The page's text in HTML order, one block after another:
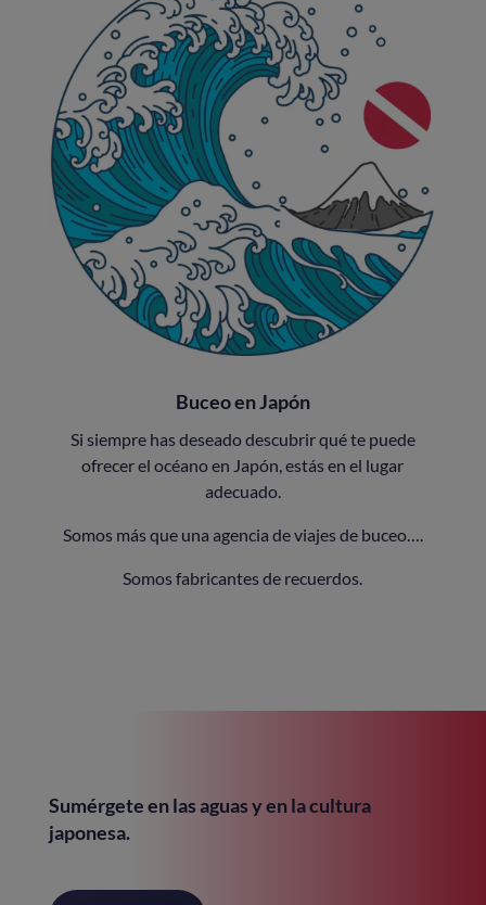
Buceo en Japón
Si siempre has deseado descubrir qué te puede
ofrecer el océano en Japón, estás en el lugar
adecuado.
Somos más que una agencia de viajes de buceo….
Somos fabricantes de recuerdos.
Sumérgete en las aguas y en la cultura
japonesa.